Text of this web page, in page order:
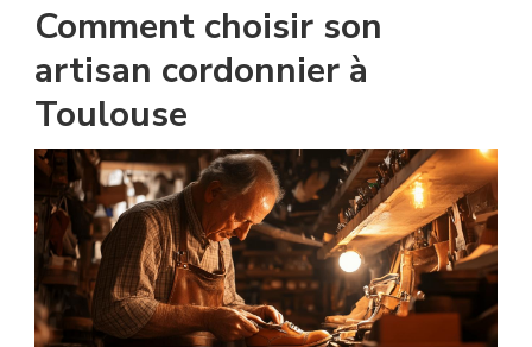
Comment choisir son
artisan cordonnier à
Toulouse